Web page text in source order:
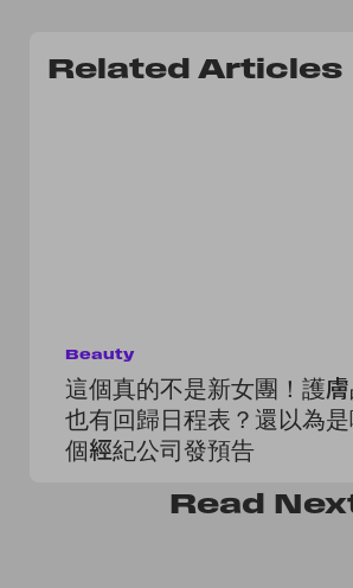
Related Articles
Beauty
這個真的不是新女團！護
也有回歸日程表？還以為
個經紀公司發預告
Read